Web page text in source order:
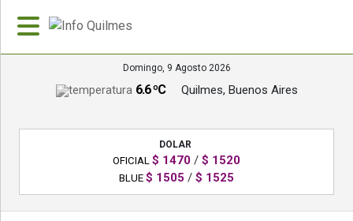
Domingo, 9 Agosto 2026
6.6 ºC Quilmes, Buenos Aires
DOLAR
OFICIAL $ 1470 / $ 1520
BLUE $ 1505 / $ 1525